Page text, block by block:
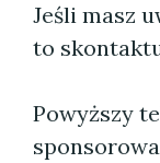
Jeśli masz
to
Powyższy